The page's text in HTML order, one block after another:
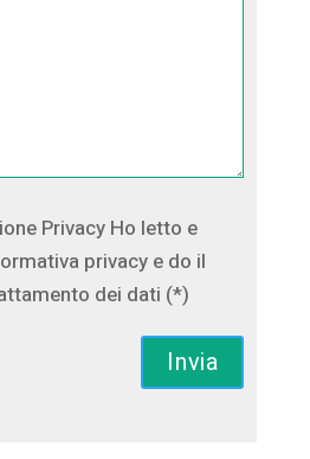
PrivacyHo letto e
privacy e do il
dei dati (*)